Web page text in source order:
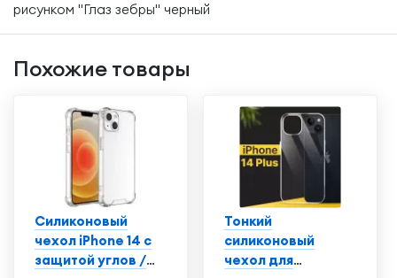
рисунком "Глаз зебры" черный
Похожие товары
Силиконовый
чехол iPhone 14 с
защитой углов /
Тонкий
силиконовый
чехол для